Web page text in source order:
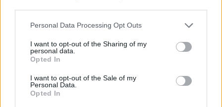
Please note that this website/app uses one or more Google
not limited to your visit or usage behaviour. You may click to
grant or deny consent to Google and its third-party tags to
use your data for below specified purposes in below Google
consent section.
Personal Data Processing Opt Outs
I want to opt-out of the Sharing of my
personal data.
Opted In
I want to opt-out of the Sale of my
Personal Data.
Opted In
Nem kell ahhoz terepjáró, hogy együtt utazzon a
bicajoknak, jelen esetben elektromos rásegítéssel.
Még a babakocsis kutya is átszállna hozzájuk. Ha
a facebookon! Támogasd 1%-oddal a bringás…